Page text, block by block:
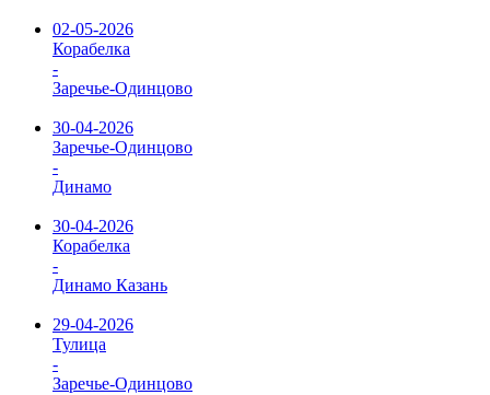
02-05-2026
Корабелка
-
Заречье-Одинцово
30-04-2026
Заречье-Одинцово
-
Динамо
30-04-2026
Корабелка
-
Динамо Казань
29-04-2026
Тулица
-
Заречье-Одинцово